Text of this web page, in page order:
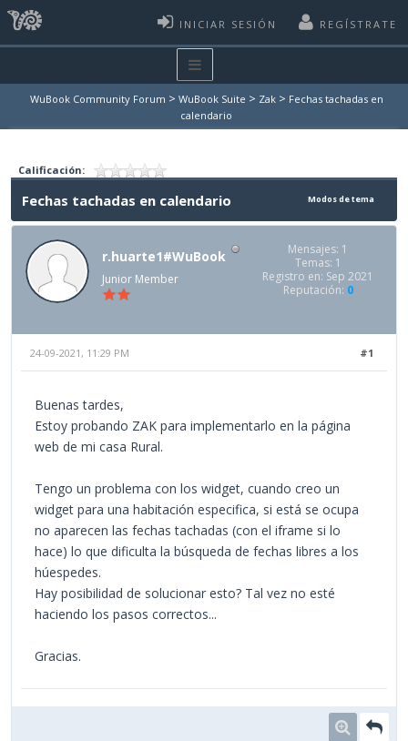
INICIAR SESIÓN REGÍSTRATE
WuBook Community Forum > WuBook Suite > Zak > Fechas tachadas en
calendario
Calificación:
Modos de tema
Fechas tachadas en calendario
r.huarte1#WuBook
Junior Member
Mensajes: 1
Temas: 1
Registro en: Sep 2021
Reputación: 0
#1
24-09-2021, 11:29 PM
Buenas tardes,
Estoy probando ZAK para implementarlo en la página
web de mi casa Rural.
Tengo un problema con los widget, cuando creo un
widget para una habitación especifica, si está se ocupa
no aparecen las fechas tachadas (con el iframe si lo
hace) lo que dificulta la búsqueda de fechas libres a los
húespedes.
Hay posibilidad de solucionar esto? Tal vez no esté
haciendo los pasos correctos...
Gracias.